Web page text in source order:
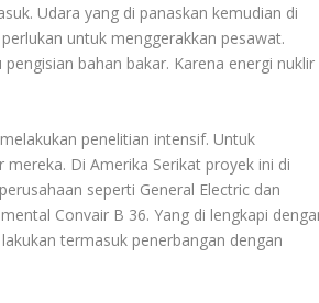
Udara yang di panaskan kemudian di
untuk menggerakkan pesawat.
bahan bakar. Karena energi nuklir
penelitian intensif. Untuk
Di Amerika Serikat proyek ini di
seperti General Electric dan
Convair B 36. Yang di lengkapi
termasuk penerbangan dengan